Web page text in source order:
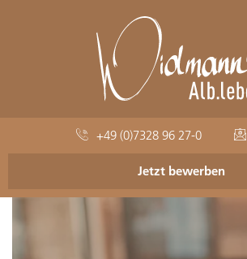
+49 (0)7328 96 27-0
Jetzt bewerben